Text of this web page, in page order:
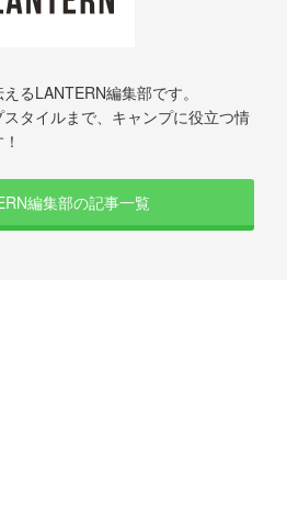
るLANTERN編集部です。
タイルまで、キャンプに役立つ情
編集部の記事一覧